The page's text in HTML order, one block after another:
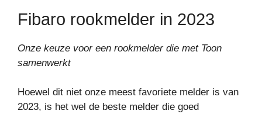
Fibaro rookmelder in 2023
Onze keuze voor een rookmelder die met Toon
samenwerkt
Hoewel dit niet onze meest favoriete melder is van
2023, is het wel de beste melder die goed